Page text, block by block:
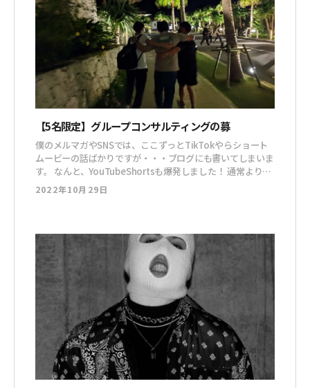
【5名限定】グループコンサルティングの募
僕のメルマガやSNSでは、ここずっとTikTokやらショート
ムービーの話ばかりですが・・・ブログにも書いてしまいま
す。 なんと、YouTubeShortsも爆発しました！ 通常より
999%って尋常じゃないレベルですよね。 YouTubeでの席
取りに上手く勝てなかったので、ショートムービーはガチで
2022年10月29日